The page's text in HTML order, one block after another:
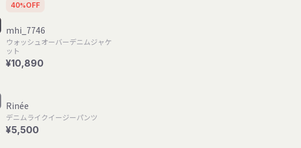
40%OFF
mhi_7746
ウォッシュオーバーデニムジャケ
ット
¥10,890
Rinée
デニムライクイージーパンツ
¥5,500